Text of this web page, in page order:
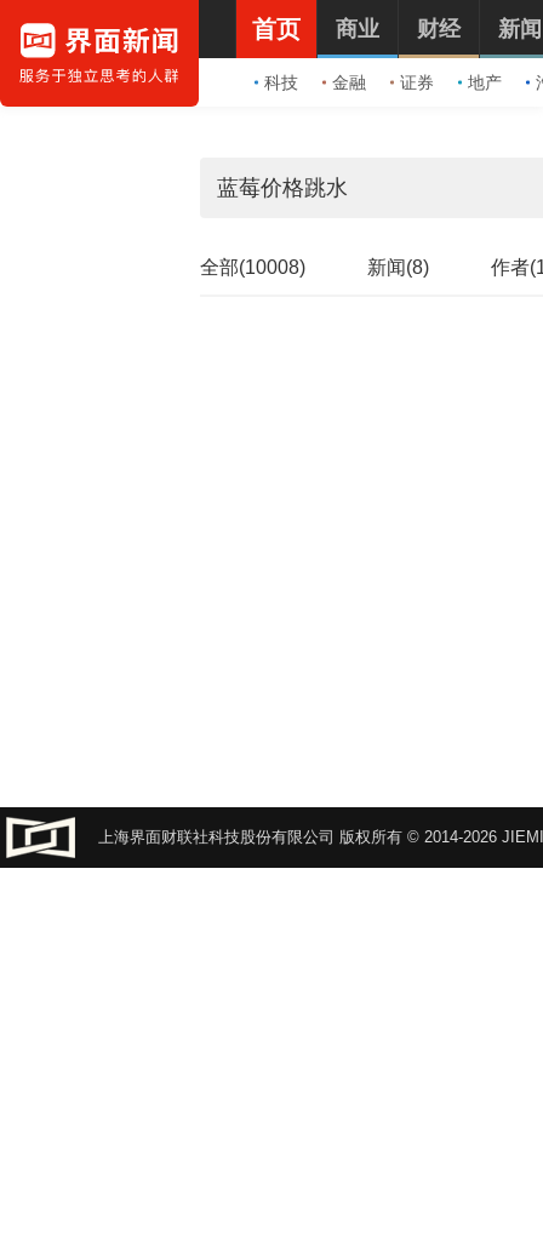
首页
科技 金融 证券 地产
商业 财经 新闻
全部(10008) 新闻(8) 作者
上海界面财联社科技股份有限公司 版权所有 © 2014-2026